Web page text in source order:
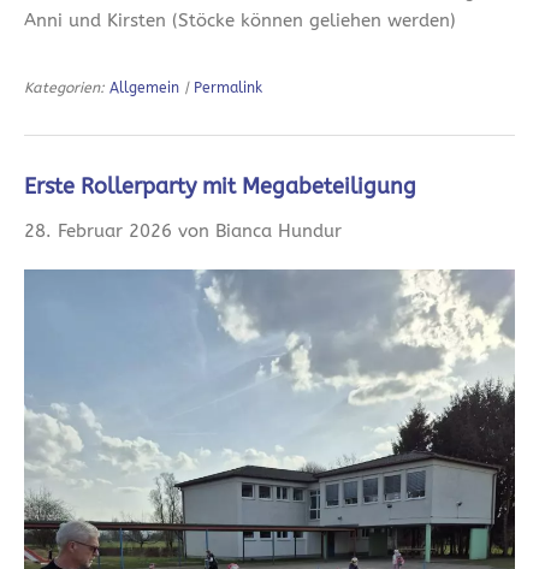
Anni und Kirsten (Stöcke können geliehen werden)
Kategorien: Allgemein | Permalink
Erste Rollerparty mit Megabeteiligung
28. Februar 2026 von Bianca Hundur